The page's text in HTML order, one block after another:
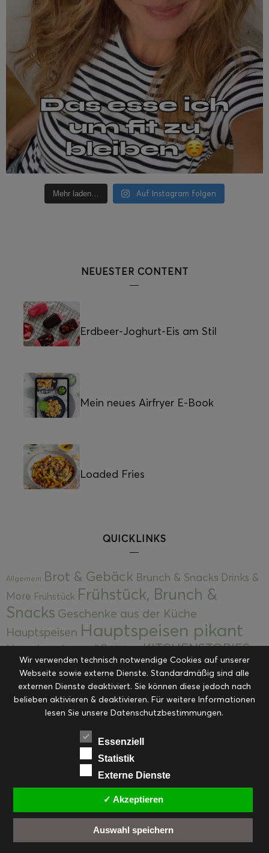
Mehr laden… Auf Instagram folgen
NEUESTER CONTENT
Erdbeer-Joghurt-Eis am Stil
Mein neues Airfryer E-Book
Loaded Fries
QUICKLINKS
Allgemein Brot & Gebäck Brunch & Snacks Drinks &
More Frühstück Frühstück, Brunch &
Snacks Geschenke aus der Küche
Hauptspeisen Hauptspeisen pikant
Hauptspeisen süßKekseKITCHENSTORIES
Kuchen, Torten & Desserts Kuchen und
Desserts Kulinarik Kulinarische Mitbringsel &
Eingemachtes Ohne Kategorie Ostern Resteküche
RezepteSaisonalSliderStartseite
Suppen, Salate & Vorspeisen
Vorspeisen, Salate & Suppen
Weihnachten Workshops & Events
FACEBOOK PINTEREST EMAIL
Wir verwenden technisch notwendige Cookies auf unserer
Webseite sowie externe Dienste. Standardmäßig sind alle
externen Dienste deaktiviert. Sie können diese jedoch nach
belieben aktivieren & deaktivieren. Für weitere Informationen
lesen Sie unsere Datenschutzbestimmungen.
Essenziell
Statistik
Externe Dienste
✓ Akzeptieren
Auswahl speichern